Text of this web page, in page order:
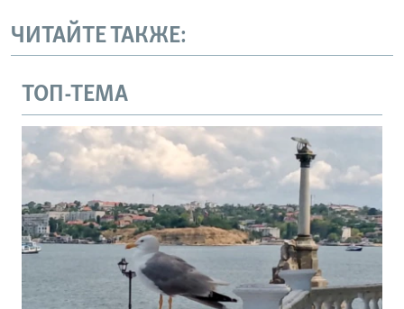
ЧИТАЙТЕ ТАКЖЕ:
ТОП-ТЕМА